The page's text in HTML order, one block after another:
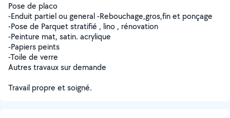
Pose de placo
-Enduit partiel ou general -Rebouchage,gros,fin et ponçage
-Pose de Parquet stratifié , lino , rénovation
-Peinture mat, satin. acrylique
-Papiers peints
-Toile de verre
Autres travaux sur demande
Travail propre et soigné.